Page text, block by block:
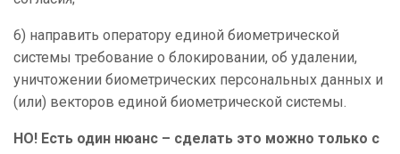
6) направить оператору единой биометрической
системы требование о блокировании, об удалении,
уничтожении биометрических персональных данных и
(или) векторов единой биометрической системы.
НО! Есть один нюанс – сделать это можно только с